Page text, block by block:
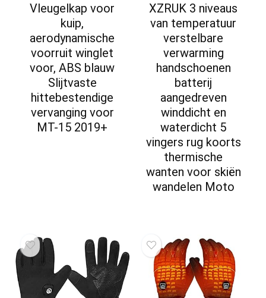
Vleugelkap voor
kuip,
aerodynamische
voorruit winglet
voor, ABS blauw
Slijtvaste
hittebestendige
vervanging voor
MT-15 2019+
XZRUK 3 niveaus
van temperatuur
verstelbare
verwarming
handschoenen
batterij
aangedreven
winddicht en
waterdicht 5
vingers rug koorts
thermische
wanten voor skiën
wandelen Moto